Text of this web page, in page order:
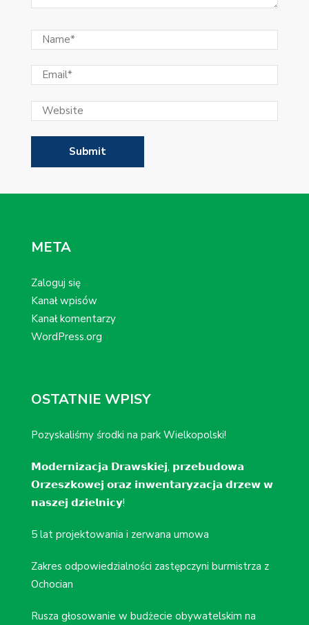
META
Zaloguj się
Kanał wpisów
Kanał komentarzy
WordPress.org
OSTATNIE WPISY
Pozyskaliśmy środki na park Wielkopolski!
𝗠𝗼𝗱𝗲𝗿𝗻𝗶𝘇𝗮𝗰𝗷𝗮 𝗗𝗿𝗮𝘄𝘀𝗸𝗶𝗲𝗷, 𝗽𝗿𝘇𝗲𝗯𝘂𝗱𝗼𝘄𝗮
𝗢𝗿𝘇𝗲𝘀𝘇𝗸𝗼𝘄𝗲𝗷 𝗼𝗿𝗮𝘇 𝗶𝗻𝘄𝗲𝗻𝘁𝗮𝗿𝘆𝘇𝗮𝗰𝗷𝗮 𝗱𝗿𝘇𝗲𝘄 𝘄
𝗻𝗮𝘀𝘇𝗲𝗷 𝗱𝘇𝗶𝗲𝗹𝗻𝗶𝗰𝘆!
5 lat projektowania i zerwana umowa
Zakres odpowiedzialności zastępczyni burmistrza z
Ochocian
Rusza głosowanie w budżecie obywatelskim na